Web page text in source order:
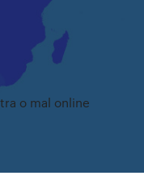
o mal online